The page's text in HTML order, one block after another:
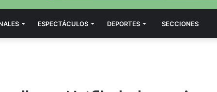
ESPECTÁCULOS DEPORTES SECCIONES